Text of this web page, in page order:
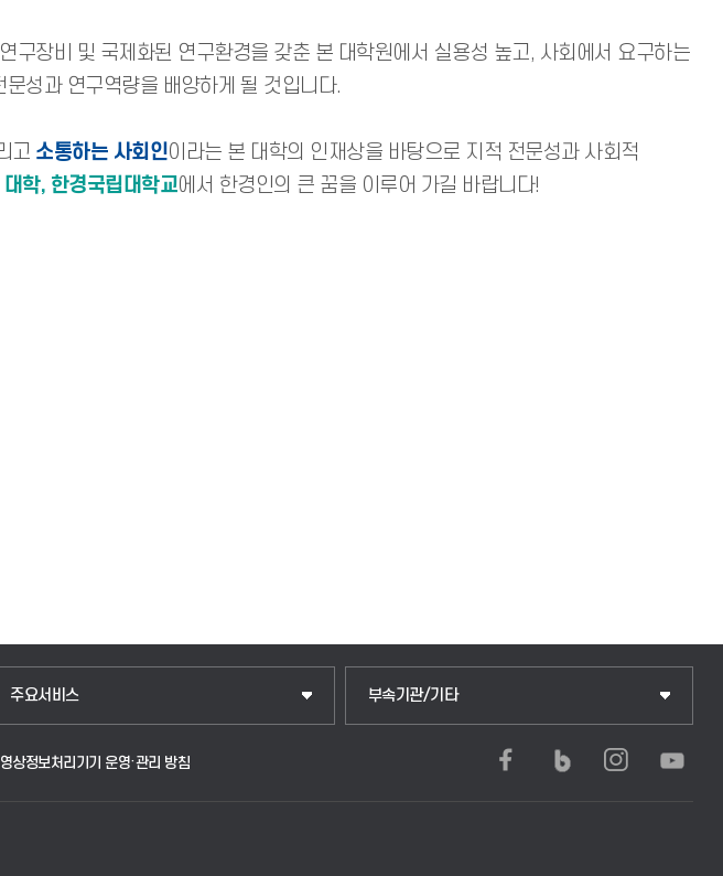
구장비 및 국제화된 연구환경을 갖춘 본 대학원에서 실용성 높고, 사회에서 요구하는
성과 연구역량을 배양하게 될 것입니다.
고 소통하는 사회인이라는 본 대학의 인재상을 바탕으로 지적 전문성과 사회적
학, 한경국립대학교에서 한경인의 큰 꿈을 이루어 가길 바랍니다!
주요서비스
입학안내
웹메일
부속기관/기타
중앙도서관
영상정보처리기기 운영·관리 방침